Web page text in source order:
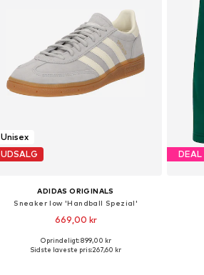
Unisex
UDSALG
ADIDAS ORIGINALS
Sneaker low 'Handball Spezial'
669,00 kr
Fås i mange størrelser
Oprindeligt: 899,00 kr
Sidste laveste pris:267,60 kr
DEAL